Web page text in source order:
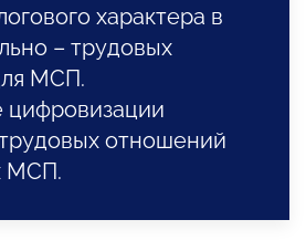
характера в
– трудовых
МСП.
цифровизации
отношений
МСП.